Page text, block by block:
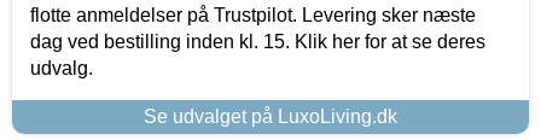
flotte anmeldelser på Trustpilot. Levering sker næste
dag ved bestilling inden kl. 15. Klik her for at se deres
udvalg.
Se udvalget på LuxoLiving.dk